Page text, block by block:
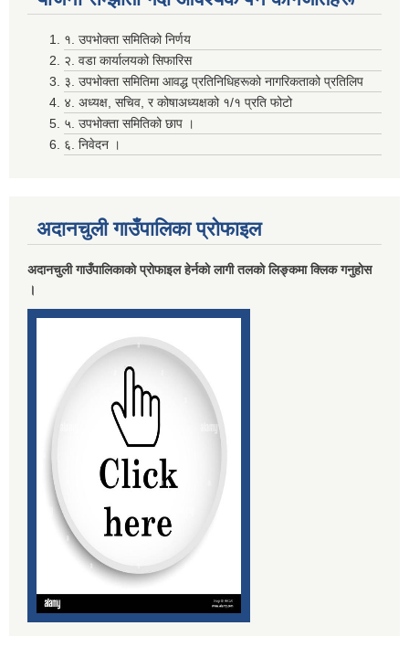
१. उपभोक्ता समितिको निर्णय
२. वडा कार्यालयको सिफारिस
३. उपभोक्ता समितिमा आवद्ध प्रतिनिधिहरूको नागरिकताको प्रतिलिप
४. अध्यक्ष, सचिव, र कोषाअध्यक्षको १/१ प्रति फोटो
५. उपभोक्ता समितिको छाप ।
६. निवेदन ।
अदानचुली गाउँपालिका प्राेफाइल
अदानचुली गाउँपालिकाकाे प्राेफाइल हेर्नकाे लागी तलकाे लिङ्कमा क्लिक गनुहाेस
।